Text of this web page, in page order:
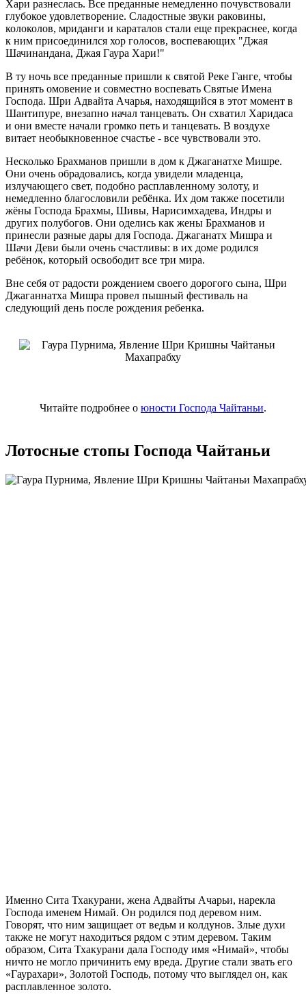
Хари разнеслась. Все преданные немедленно почувствовали
глубокое удовлетворение. Сладостные звуки раковины,
колоколов, мриданги и караталов стали еще прекраснее, когда
к ним присоединился хор голосов, воспевающих "Джая
Шачинандана, Джая Гаура Хари!"
В ту ночь все преданные пришли к святой Реке Ганге, чтобы
принять омовение и совместно воспевать Святые Имена
Господа. Шри Адвайта Ачарья, находящийся в этот момент в
Шантипуре, внезапно начал танцевать. Он схватил Харидаса
и они вместе начали громко петь и танцевать. В воздухе
витает необыкновенное счастье - все чувствовали это.
Несколько Брахманов пришли в дом к Джаганатхе Мишре.
Они очень обрадовались, когда увидели младенца,
излучающего свет, подобно расплавленному золоту, и
немедленно благословили ребёнка. Их дом также посетили
жёны Господа Брахмы, Шивы, Нарисимхадева, Индры и
других полубогов. Они оделись как жены Брахманов и
принесли разные дары для Господа. Джаганатх Мишра и
Шачи Деви были очень счастливы: в их доме родился
ребёнок, который освободит все три мира.
Вне себя от радости рождением своего дорогого сына, Шри
Джаганнатха Мишра провел пышный фестиваль на
следующий день после рождения ребенка.
Читайте подробнее о юности Господа Чайтаньи.
Лотосные стопы Господа Чайтаньи
Именно Сита Тхакурани, жена Адвайты Ачарьи, нарекла
Господа именем Нимай. Он родился под деревом ним.
Говорят, что ним защищает от ведьм и колдунов. Злые духи
также не могут находиться рядом с этим деревом. Таким
образом, Сита Тхакурани дала Господу имя «Нимай», чтобы
ничто не могло причинить ему вреда. Другие стали звать его
«Гаурахари», Золотой Господь, потому что выглядел он, как
расплавленное золото.